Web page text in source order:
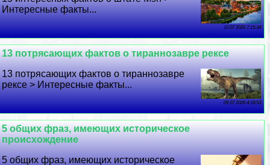
Интересные факты...
10 07 2026 7:15:34
13 потрясающих фактов о тираннозавре рексе
13 потрясающих фактов о тираннозавре
рексе > Интересные факты...
09 07 2026 4:18:53
5 общих фраз, имеющих историческое
происхождение
5 общих фраз, имеющих историческое